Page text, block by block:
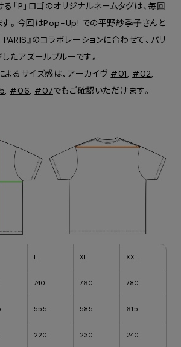
「P」ロゴのオリジナルネームタグは、毎回
す。今回はPop-Up! での平野紗季子さんと
PARIS』のコラボレーションに合わせて、パリ
たアズールブルーです。
るサイズ感は、アーカイヴ #01, #02,
, #06, #07でもご確認いただけます。
L XL XXL
740 760 780
555 585 615
220 230 240